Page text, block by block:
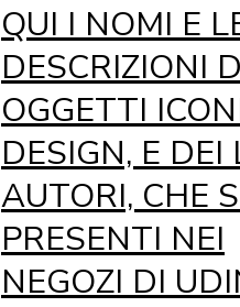
QUI I NOMI E
DESCRIZIONI
OGGETTI
DESIGN, E DEI
AUTORI, CHE
PRESENTI NEI
NEGOZI DI